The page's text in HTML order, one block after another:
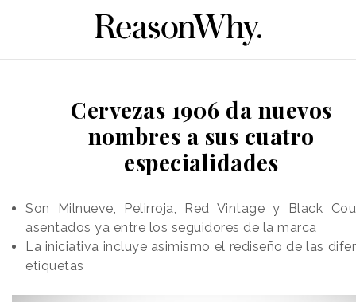
Cervezas 1906 da nuevos
nombres a sus cuatro
especialidades
Son Milnueve, Pelirroja, Red Vintage y Black
asentados ya entre los seguidores de la marca
La iniciativa incluye asimismo el rediseño de las
etiquetas